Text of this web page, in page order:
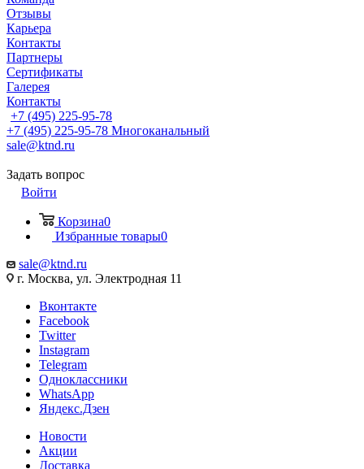
Отзывы
Карьера
Контакты
Партнеры
Сертификаты
Галерея
Контакты
+7 (495) 225-95-78
+7 (495) 225-95-78 Многоканальный
sale@ktnd.ru
Задать вопрос
Войти
Корзина0
Избранные товары0
sale@ktnd.ru
г. Москва, ул. Электродная 11
Вконтакте
Facebook
Twitter
Instagram
Telegram
Одноклассники
WhatsApp
Яндекс.Дзен
Новости
Акции
Доставка